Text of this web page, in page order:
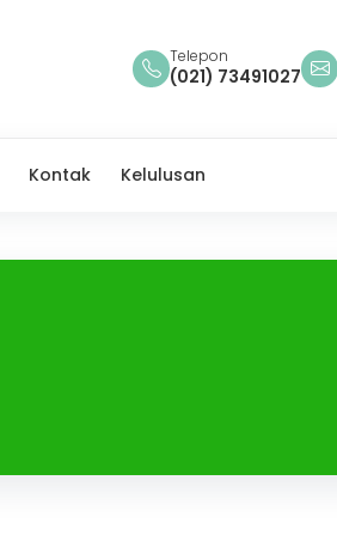
Telepon
(021) 73491027
Kontak Kelulusan